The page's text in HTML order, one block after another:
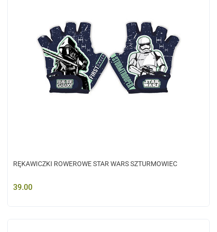
RĘKAWICZKI ROWEROWE STAR WARS SZTURMOWIEC
39.00